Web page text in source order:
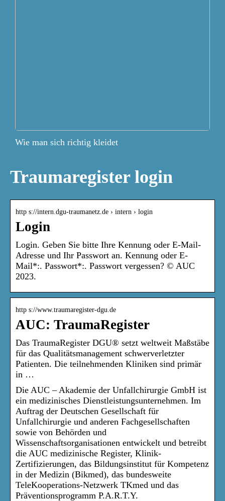
Wie man sich richtig kleidet
Traumaregister login
http s://intern.dgu-traumanetz.de › intern › login
Login
Login. Geben Sie bitte Ihre Kennung oder E-Mail-
Adresse und Ihr Passwort an. Kennung oder E-
Mail*:. Passwort*:. Passwort vergessen? © AUC
2023.
http s://www.traumaregister-dgu.de
AUC: TraumaRegister
Das TraumaRegister DGU® setzt weltweit Maßstäbe
für das Qualitätsmanagement schwerverletzter
Patienten. Die teilnehmenden Kliniken sind primär
in …
Die AUC – Akademie der Unfallchirurgie GmbH ist
ein medizinisches Dienstleistungsunternehmen. Im
Auftrag der Deutschen Gesellschaft für
Unfallchirurgie und anderen Fachgesellschaften
sowie von Behörden und
Wissenschaftsorganisationen entwickelt und betreibt
die AUC medizinische Register, Klinik-
Zertifizierungen, das Bildungsinstitut für Kompetenz
in der Medizin (Bikmed), das bundesweite
TeleKooperations-Netzwerk TKmed und das
Präventionsprogramm P.A.R.T.Y.